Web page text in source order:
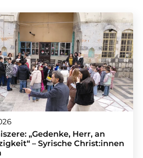
„Gedenke, Herr, an
– Syrische Christ:innen